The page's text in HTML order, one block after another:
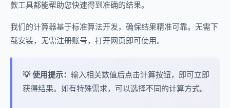
款工具都能帮助您快速得到准确的结果。
我们的计算器基于标准算法开发，确保结果精准可靠。无需下
载安装，无需注册账号，打开网页即可使用。
💡 使用提示： 输入相关数值后点击计算按钮，即可立即
获得结果。如有特殊需求，可以选择不同的计算方式。